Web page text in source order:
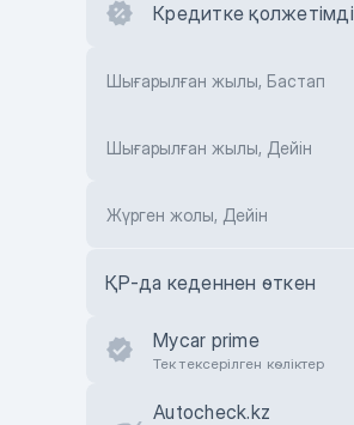
Кредитке қолжетімді
Шығарылған жылы, Бастап
Шығарылған жылы, Дейін
Жүрген жолы, Дейін
ҚР-да кеденнен өткен
Mycar prime
Тек тексерілген көліктер
Autocheck.kz